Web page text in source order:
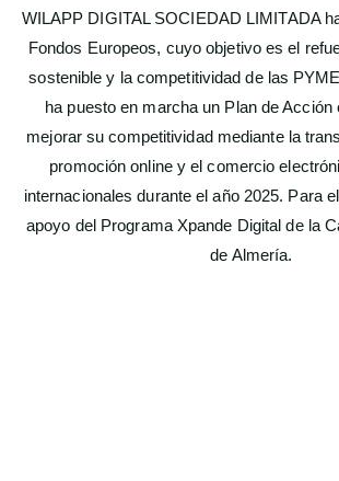
WILAPP DIGITAL SOCIEDAD LIMITADA
Fondos Europeos, cuyo objetivo es el
sostenible y la competitividad de las
ha puesto en marcha un Plan de Acción
mejorar su competitividad mediante la
promoción online y el comercio
internacionales durante el año 2025. Para
apoyo del Programa Xpande Digital de la
de Almería.